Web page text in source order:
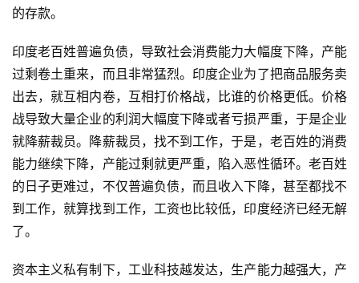
的存款。
印度老百姓普遍负债，导致社会消费能力大幅度下降，产能
过剩卷土重来，而且非常猛烈。印度企业为了把商品服务卖
出去，就互相内卷，互相打价格战，比谁的价格更低。价格
战导致大量企业的利润大幅度下降或者亏损严重，于是企业
就降薪裁员。降薪裁员，找不到工作，于是，老百姓的消费
能力继续下降，产能过剩就更严重，陷入恶性循环。老百姓
的日子更难过，不仅普遍负债，而且收入下降，甚至都找不
到工作，就算找到工作，工资也比较低，印度经济已经无解
了。
资本主义私有制下，工业科技越发达，生产能力越强大，产